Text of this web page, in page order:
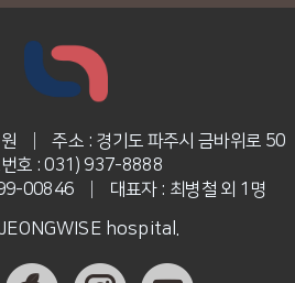
주소 : 경기도 파주시 금바위로 50
번호 : 031) 937-8888
00846
대표자 : 최병철 외 1명
hospital.